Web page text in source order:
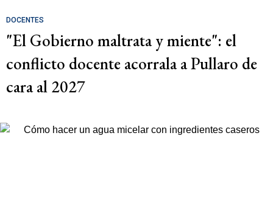
DOCENTES
"El Gobierno maltrata y miente": el
conflicto docente acorrala a Pullaro de
cara al 2027